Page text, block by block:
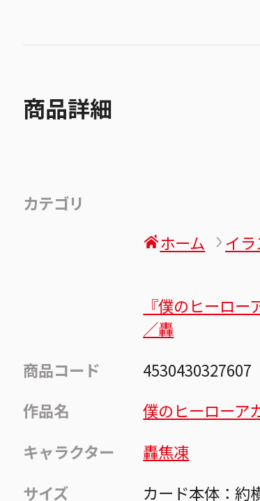
商品詳細
カテゴリ
ホーム
イ
『僕のヒーロ
／轟
商品コード
4530430327607
作品名
僕のヒーローア
キャラクター
轟焦凍
サイズ
カード本体：